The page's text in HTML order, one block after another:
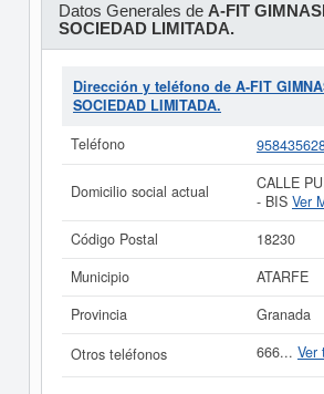
Datos Generales de A-FIT
SOCIEDAD LIMITADA.
Dirección y teléfono de A-FIT
SOCIEDAD LIMITADA.
Teléfono
Domicilio social actual
CALLE
- BIS Ver
Código Postal
18230
Municipio
ATARFE
Provincia
Granada
Otros teléfonos
666... Ver